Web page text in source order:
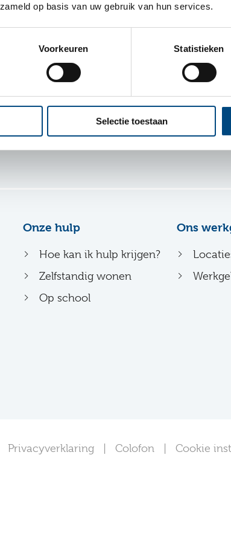
op basis van uw gebruik van hun services.
Voorkeuren Statistieken
Selectie toestaan
ontwikkeld door entrea lindenhout in
Onze hulp
Hoe kan ik hulp krijgen?
Zelfstandig wonen
Op school
Ons
Privacyverklaring Colofon Cookie